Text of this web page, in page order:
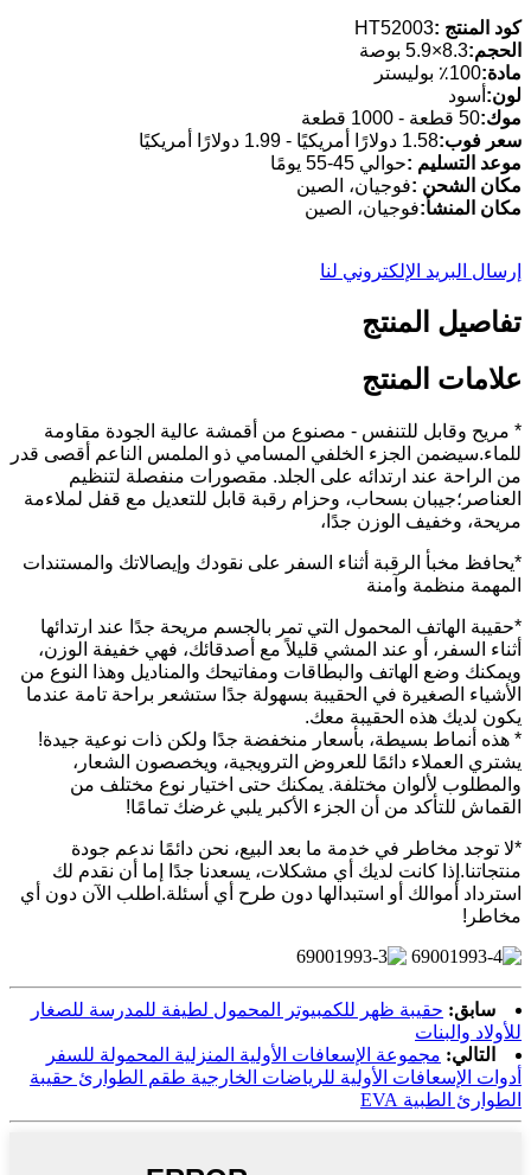
كود المنتج :HT52003
الحجم:8.3×5.9 بوصة
مادة:100٪ بوليستر
لون: أسود
موك:50 قطعة - 1000 قطعة
سعر فوب:1.58 دولارًا أمريكيًا - 1.99 دولارًا أمريكيًا
موعد التسليم :حوالي 45-55 يومًا
مكان الشحن :فوجيان، الصين
مكان المنشأ:فوجيان، الصين
إرسال البريد الإلكتروني لنا
تفاصيل المنتج
علامات المنتج
* مريح وقابل للتنفس - مصنوع من أقمشة عالية الجودة مقاومة
للماء.سيضمن الجزء الخلفي المسامي ذو الملمس الناعم أقصى قدر
من الراحة عند ارتدائه على الجلد. مقصورات منفصلة لتنظيم
العناصر؛جيبان بسحاب، وحزام رقبة قابل للتعديل مع قفل لملاءمة
مريحة، وخفيف الوزن جدًا،
*يحافظ مخبأ الرقبة أثناء السفر على نقودك وإيصالاتك والمستندات
المهمة منظمة وآمنة
*حقيبة الهاتف المحمول التي تمر بالجسم مريحة جدًا عند ارتدائها
أثناء السفر، أو عند المشي قليلاً مع أصدقائك، فهي خفيفة الوزن،
ويمكنك وضع الهاتف والبطاقات ومفاتيحك والمناديل وهذا النوع من
الأشياء الصغيرة في الحقيبة بسهولة جدًا ستشعر براحة تامة عندما
يكون لديك هذه الحقيبة معك.
* هذه أنماط بسيطة، بأسعار منخفضة جدًا ولكن ذات نوعية جيدة!
يشتري العملاء دائمًا للعروض الترويجية، ويخصصون الشعار،
والمطلوب لألوان مختلفة. يمكنك حتى اختيار نوع مختلف من
القماش للتأكد من أن الجزء الأكبر يلبي غرضك تمامًا!
*لا توجد مخاطر في خدمة ما بعد البيع، نحن دائمًا ندعم جودة
منتجاتنا.إذا كانت لديك أي مشكلات، يسعدنا جدًا إما أن نقدم لك
استرداد أموالك أو استبدالها دون طرح أي أسئلة.اطلب الآن دون أي
مخاطر!
سابق: حقيبة ظهر للكمبيوتر المحمول لطيفة للمدرسة للصغار
للأولاد والبنات
التالي: مجموعة الإسعافات الأولية المنزلية المحمولة للسفر
أدوات الإسعافات الأولية للرياضات الخارجية طقم الطوارئ حقيبة
الطوارئ الطبية EVA